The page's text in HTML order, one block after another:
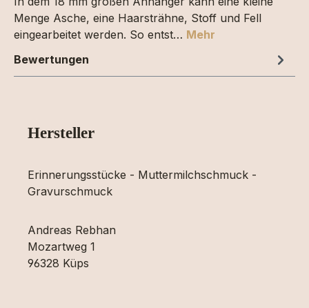
Menge Asche, eine Haarsträhne, Stoff und Fell
eingearbeitet werden. So entst… Mehr
Bewertungen
Hersteller
Erinnerungsstücke - Muttermilchschmuck -
Gravurschmuck
Andreas Rebhan
Mozartweg 1
96328 Küps